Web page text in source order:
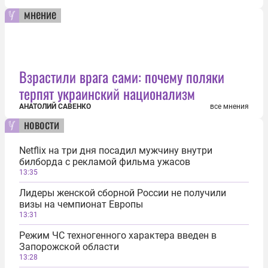
мнение
Взрастили врага сами: почему поляки
терпят украинский национализм
АНАТОЛИЙ САВЕНКО все мнения
новости
Netflix на три дня посадил мужчину внутри
билборда с рекламой фильма ужасов
13:35
Лидеры женской сборной России не получили
визы на чемпионат Европы
13:31
Режим ЧС техногенного характера введен в
Запорожской области
13:28